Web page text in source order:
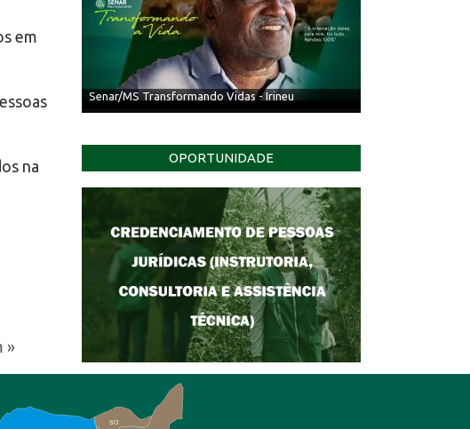
Senar/MS Transformando Vidas - Irineu
OPORTUNIDADE
em
na
»
SO